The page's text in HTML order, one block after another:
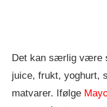
Det kan særlig være
juice, frukt, yoghurt,
matvarer. Ifølge